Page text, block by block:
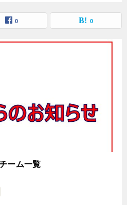
0 0
ーム一覧